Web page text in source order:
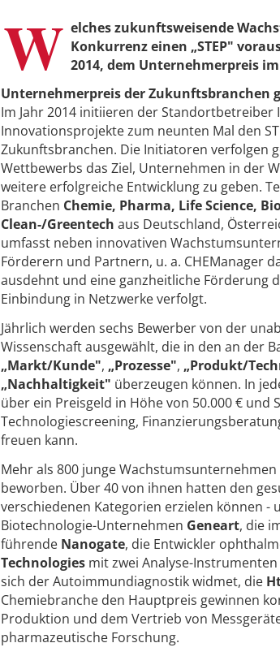
W elches zukunftsweisende
Konkurrenz einen „STEP"
2014, dem Unternehmerpreis
Unternehmerpreis der Zukunftsbranchen
Im Jahr 2014 initiieren der Standortbetreiber
Innovationsprojekte zum neunten Mal den
Zukunftsbranchen. Die Initiatoren verfolgen
Wettbewerbs das Ziel, Unternehmen in der
weitere erfolgreiche Entwicklung zu geben.
Branchen Chemie, Pharma, Life Science,
Clean-/Greentech aus Deutschland,
umfasst neben innovativen
Förderern und Partnern, u. a. CHEManager
ausdehnt und eine ganzheitliche Förderung
Einbindung in Netzwerke verfolgt.
Jährlich werden sechs Bewerber von der
Wissenschaft ausgewählt, die in den an der
„Markt/Kunde", „Prozesse", „Produkt/
„Nachhaltigkeit" überzeugen können. In
über ein Preisgeld in Höhe von 50.000 € und
Technologiescreening,
freuen kann.
Mehr als 800 junge Wachstumsunternehmen
beworben. Über 40 von ihnen hatten den
verschiedenen Kategorien erzielen können -
Biotechnologie-Unternehmen Geneart, die
führende Nanogate, die Entwickler
Technologies mit zwei Analyse-
sich der Autoimmundiagnostik widmet, die
Chemiebranche den Hauptpreis gewinnen
Produktion und dem Vertrieb von
pharmazeutische Forschung.